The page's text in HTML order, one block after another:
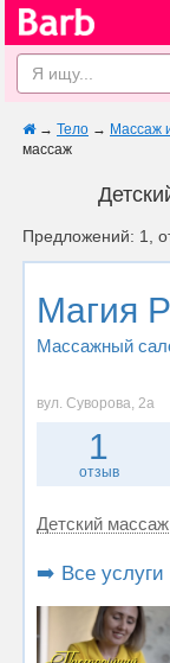
→ Тело → Массаж
массаж
Предложений: 1,
Магия
Массажный
вул. Суворова, 2а
1
отзыв
Детский массаж
➡️ Все услуги